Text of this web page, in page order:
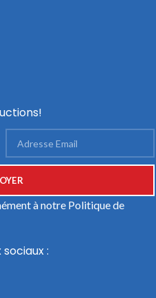
à notre Politique de
: